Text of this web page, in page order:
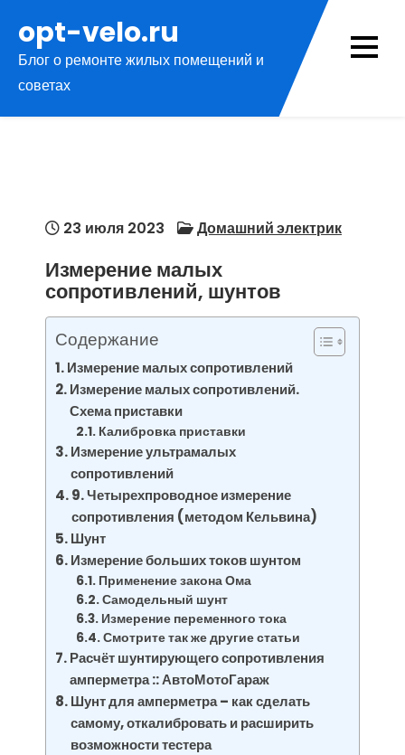
содержимому
opt-velo.ru
Блог о ремонте жилых помещений и
советах
23 июля 2023 Домашний электрик
Измерение малых
сопротивлений, шунтов
Содержание
Измерение малых сопротивлений
Измерение малых сопротивлений.
Схема приставки
Калибровка приставки
Измерение ультрамалых
сопротивлений
9. Четырехпроводное измерение
сопротивления (методом Кельвина)
Шунт
Измерение больших токов шунтом
Применение закона Ома
Самодельный шунт
Измерение переменного тока
Смотрите так же другие статьи
Расчёт шунтирующего сопротивления
амперметра :: АвтоМотоГараж
Шунт для амперметра – как сделать
самому, откалибровать и расширить
возможности тестера